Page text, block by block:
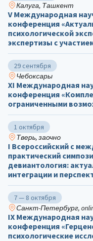
Калуга, Ташкент
V Международная
конференция
психологической
экспертизы с
29 сентября
Чебоксары
ХΙ Международная
конференция
ограниченными
1 октября
Тверь, заочно
I Всероссийский с
практический
девиантология:
интеграции и
7 — 8 октября
Санкт-Петербург,
IX Международная
конференция
психологические